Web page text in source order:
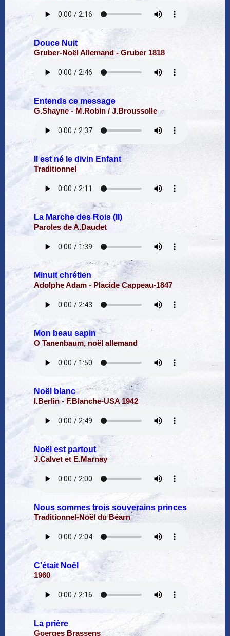
Douce Nuit
Gruber-Noël Allemand - Gruber 1818
Entends ce message
G.Shayne - M.Robin / J.Broussolle
Il est né le divin Enfant
Traditionnel
La Marche des Rois (II)
Paroles de A.Daudet
Minuit chrétien
Adolphe Adam - Placide Cappeau-1847
Mon beau sapin
O Tanenbaum, noël allemand
Noël blanc
I.Berlin - F.Blanche-USA 1942
Noël est partout
J.Calvet et E.Marnay
Nous sommes trois souverains princes
Traditionnel-Noël du Béarn
C'était Noël
1960
La prière
Goerges Brassens